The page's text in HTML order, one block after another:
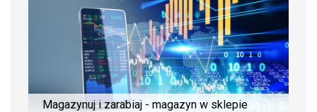
Magazynuj i zarabiaj - magazyn w sklepie